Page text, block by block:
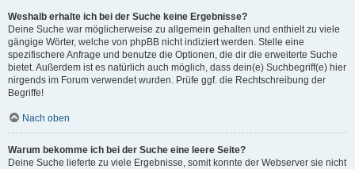
Weshalb erhalte ich bei der Suche keine Ergebnisse?
Deine Suche war möglicherweise zu allgemein gehalten und enthielt zu viele
gängige Wörter, welche von phpBB nicht indiziert werden. Stelle eine
spezifischere Anfrage und benutze die Optionen, die dir die erweiterte Suche
bietet. Außerdem ist es natürlich auch möglich, dass dein(e) Suchbegriff(e) hier
nirgends im Forum verwendet wurden. Prüfe ggf. die Rechtschreibung der
Begriffe!
Nach oben
Warum bekomme ich bei der Suche eine leere Seite?
Deine Suche lieferte zu viele Ergebnisse, somit konnte der Webserver sie nicht